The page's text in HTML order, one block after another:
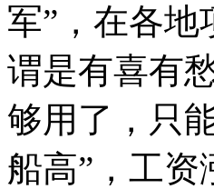
军”，在各
谓是有喜有
够用了，只
船高”，工